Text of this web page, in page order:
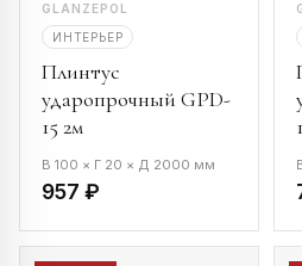
GLANZEPOL
ИНТЕРЬЕР
Плинтус
ударопрочный GPD-
15 2м
В 100 × Г 20 × Д 2000 мм
957 ₽